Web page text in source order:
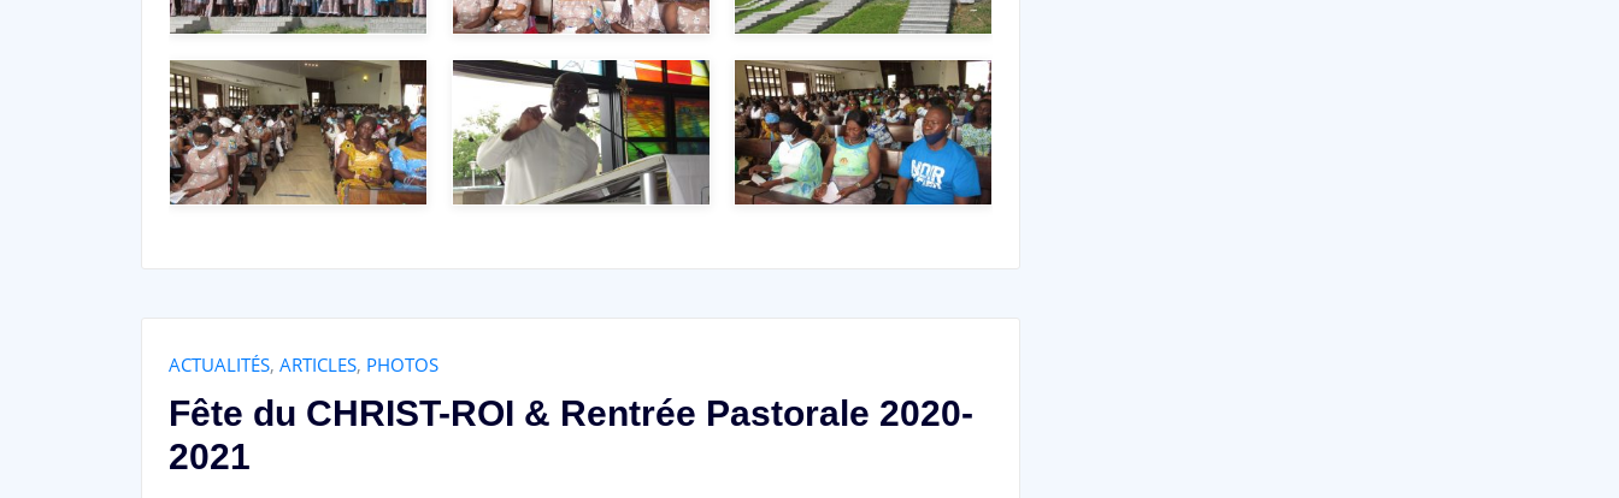
ACTUALITÉS, ARTICLES, PHOTOS
Fête du CHRIST-ROI & Rentrée Pastorale 2020-
2021